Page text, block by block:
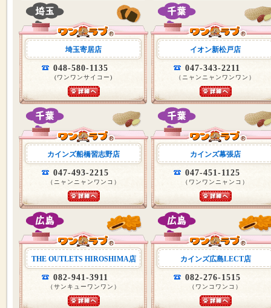
埼玉寄居店
048-580-1135
(ワンワンサイコー)
イオン新松戸店
047-343-2211
（ニャンニャンワンワン）
カインズ船橋習志野店
047-493-2215
（ニャンニャンワンコ）
カインズ幕張店
047-451-1125
（ワンワンニャンコ）
THE OUTLETS HIROSHIMA店
082-941-3911
（サンキューワンワン）
カインズ広島LECT店
082-276-1515
（ワンコワンコ）